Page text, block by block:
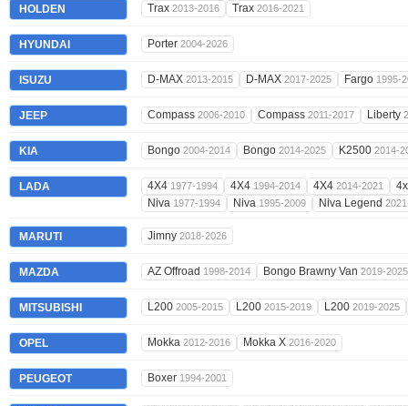
HOLDEN Trax 2013-2016 Trax 2016-2021
HYUNDAI Porter 2004-2026
ISUZU D-MAX 2013-2015 D-MAX 2017-2025 Fargo 1995-
JEEP Compass 2006-2010 Compass 2011-2017 Liberty
KIA Bongo 2004-2014 Bongo 2014-2025 K2500 2014-
LADA 4X4 1977-1994 4X4 1994-2014 4X4 2014-2021
Niva 1977-1994 Niva 1995-2009 Niva Legend
MARUTI Jimny 2018-2026
MAZDA AZ Offroad 1998-2014 Bongo Brawny Van 2019-2025
MITSUBISHI L200 2005-2015 L200 2015-2019 L200 2019-2025
OPEL Mokka 2012-2016 Mokka X 2016-2020
PEUGEOT Boxer 1994-2001